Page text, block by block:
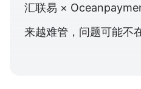
汇联易 ×
来越难管，问题可能不